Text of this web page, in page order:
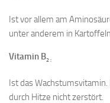
Ist vor allem am
unter anderem in
Vitamin B2 :
Ist das
durch Hitze nicht zerstört.